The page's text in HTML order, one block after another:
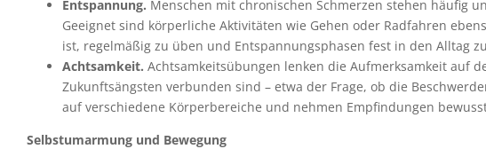
Entspannung. Menschen mit chronischen Schmerzen stehen häufig
Geeignet sind körperliche Aktivitäten wie Gehen oder Radfahren
ist, regelmäßig zu üben und Entspannungsphasen fest in den Alltag
Achtsamkeit. Achtsamkeitsübungen lenken die Aufmerksamkeit auf
Zukunftsängsten verbunden sind – etwa der Frage, ob die
auf verschiedene Körperbereiche und nehmen Empfindungen
Selbstumarmung und Bewegung